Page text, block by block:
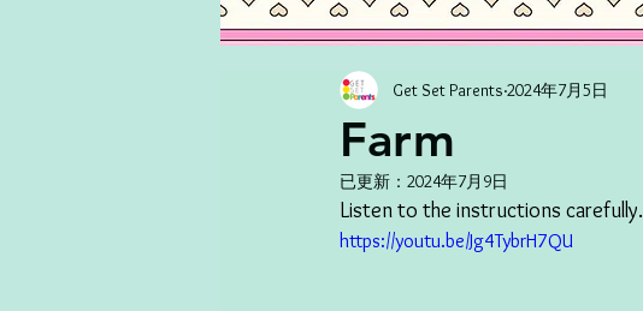
Farm
Get Set Parents 2024年7月5日
已更新： 2024年7月9日
Listen to the instructions carefully.
https://youtu.be/Jg4TybrH7QU